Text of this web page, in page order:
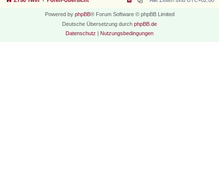
Powered by phpBB® Forum Software © phpBB Limited
Deutsche Übersetzung durch phpBB.de
Datenschutz | Nutzungsbedingungen